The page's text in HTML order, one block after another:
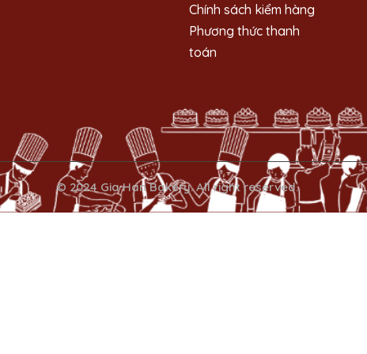
Chính sách kiểm hàng
Phương thức thanh
toán
© 2024 Gia Han Bakery. All right reserved.